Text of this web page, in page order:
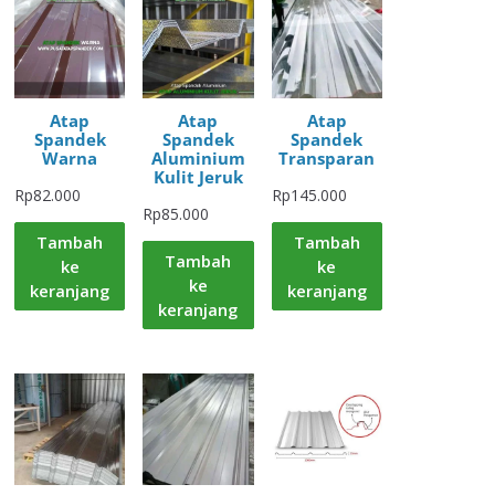
Atap
Spandek
Warna
Rp82.000
Tambah
ke
keranjang
Atap
Spandek
Aluminium
Kulit Jeruk
Rp85.000
Tambah
ke
keranjang
Atap
Spandek
Transparan
Rp145.000
Tambah
ke
keranjang